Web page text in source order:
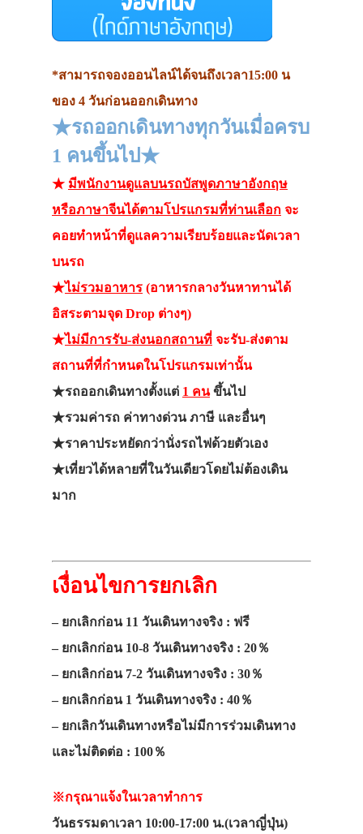
*สามารถจองออนไลน์ได้จนถึงเวลา15:00 น
ของ 4 วันก่อนออกเดินทาง
★รถออกเดินทางทุกวันเมื่อครบ
1 คนขึ้นไป★
★ มีพนักงานดูแลบนรถบัสพูดภาษาอังกฤษ
หรือภาษาจีนได้ตามโปรแกรมที่ท่านเลือก จะ
คอยทำหน้าที่ดูแลความเรียบร้อยและนัดเวลา
บนรถ
★ไม่รวมอาหาร (อาหารกลางวันหาทานได้
อิสระตามจุด Drop ต่างๆ)
★ไม่มีการรับ-ส่งนอกสถานที่ จะรับ-ส่งตาม
สถานที่ที่กำหนดในโปรแกรมเท่านั้น
★รถออกเดินทางตั้งแต่ 1 คนขึ้นไป
★รวมค่ารถ ค่าทางด่วน ภาษี และอื่นๆ
★ราคาประหยัดกว่านั่งรถไฟด้วยตัวเอง
★เที่ยวได้หลายที่ในวันเดียวโดยไม่ต้องเดิน
มาก
เงื่อนไขการยกเลิก
– ยกเลิกก่อน 11 วันเดินทางจริง : ฟรี
– ยกเลิกก่อน 10-8 วันเดินทางจริง : 20％
– ยกเลิกก่อน 7-2 วันเดินทางจริง : 30％
– ยกเลิกก่อน 1 วันเดินทางจริง : 40％
– ยกเลิกวันเดินทางหรือไม่มีการร่วมเดินทาง
และไม่ติดต่อ : 100％
※กรุณาแจ้งในเวลาทำการ
วันธรรมดาเวลา 10:00-17:00 น.(เวลาญี่ปุ่น)